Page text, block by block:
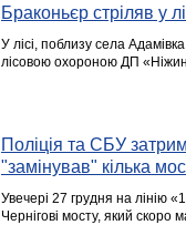
Браконьєр стріляв у
У лісі, поблизу села
лісовою охороною ДП
Поліція та СБУ
"замінував" кілька
Увечері 27 грудня на лінію
Чернігові мосту, який скоро